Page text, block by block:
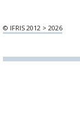
© IFRIS 2012 > 2026